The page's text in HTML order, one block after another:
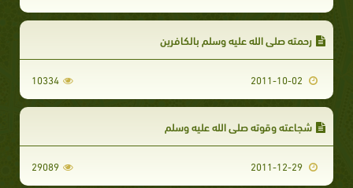
رحمته صلى الله عليه وسلم بالكافرين
10334
شجاعته وقوته صلى الله عليه وسلم
29089